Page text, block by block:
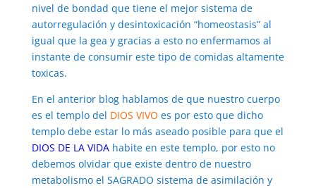
nivel de bondad que tiene el mejor sistema de
autorregulación y desintoxicación “homeostasis” al
igual que la gea y gracias a esto no enfermamos al
instante de consumir este tipo de comidas altamente
toxicas.
En el anterior blog hablamos de que nuestro cuerpo
es el templo del DIOS VIVO es por esto que dicho
templo debe estar lo más aseado posible para que el
DIOS DE LA VIDAhabite en este templo, por esto no
debemos olvidar que existe dentro de nuestro
metabolismo el SAGRADO sistema de asimilación y